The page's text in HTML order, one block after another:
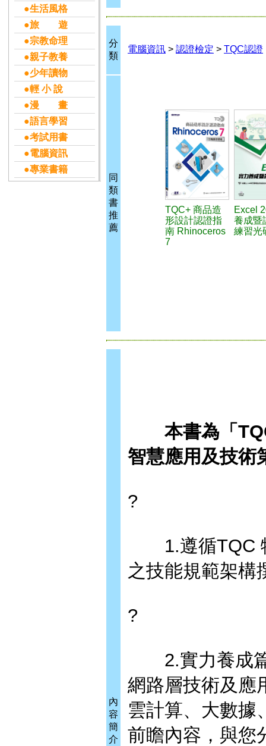
●生活風格
●旅 遊
●宗教命理
●親子教養
●少年讀物
●輕 小 說
●漫 畫
●語言學習
●考試用書
●電腦資訊
●專業書籍
分
類
電腦資訊 > 認證檢定 > TQC認證
同
類
書
推
薦
TQC+ 商品造
形設計認證指
南 Rhinoceros
7
Excel
養成暨
練習光
內
容
簡
介
本書為「TQC
智慧應用及技術
?
1.遵循TQC
之技能規範架構
?
2.實力養成篇
網路層技術及應
雲計算、大數據
前瞻內容，與您